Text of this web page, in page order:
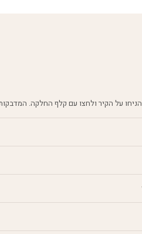
הניחו על הקיר ולחצו עם קלף החלקה.